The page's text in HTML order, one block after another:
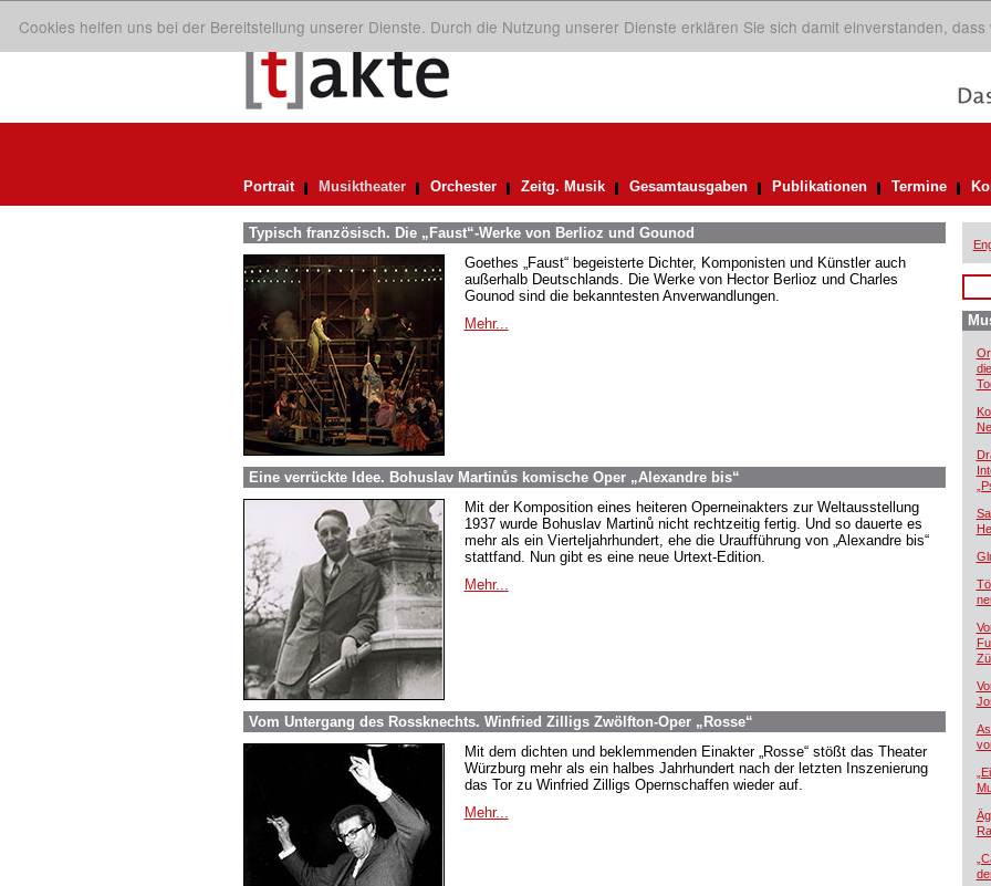
Cookies helfen uns bei der Bereitstellung unserer Dienste. Durch die Nutzung unserer Dienste erklären Sie sich damit einverstanden, dass
Portrait Musiktheater Orchester Zeitg. Musik Gesamtausgaben Publikationen Termine
Typisch französisch. Die „Faust“-Werke von Berlioz und Gounod
Goethes „Faust“ begeisterte Dichter, Komponisten und Künstler auch
außerhalb Deutschlands. Die Werke von Hector Berlioz und Charles
Gounod sind die bekanntesten Anverwandlungen.
Mehr...
Eine verrückte Idee. Bohuslav Martinůs komische Oper „Alexandre bis“
Mit der Komposition eines heiteren Operneinakters zur Weltausstellung
1937 wurde Bohuslav Martinů nicht rechtzeitig fertig. Und so dauerte es
mehr als ein Vierteljahrhundert, ehe die Uraufführung von „Alexandre bis“
stattfand. Nun gibt es eine neue Urtext-Edition.
Mehr...
Vom Untergang des Rossknechts. Winfried Zilligs Zwölfton-Oper „Rosse“
Mit dem dichten und beklemmenden Einakter „Rosse“ stößt das Theater
Würzburg mehr als ein halbes Jahrhundert nach der letzten Inszenierung
das Tor zu Winfried Zilligs Opernschaffen wieder auf.
Mehr...